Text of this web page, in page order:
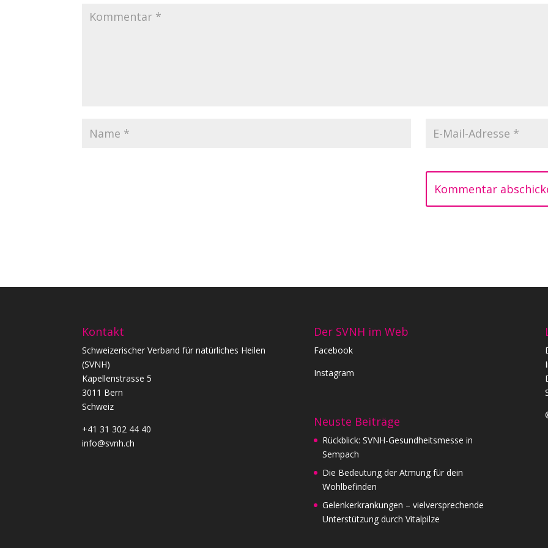
Kommentar
Kontakt
Schweizerischer Verband für natürliches Heilen
(SVNH)
Kapellenstrasse 5
3011 Bern
Schweiz
+41 31 302 44 40
info@svnh.ch
Der SVNH im Web
Facebook
Instagram
Neuste Beiträge
Rückblick: SVNH-Gesundheitsmesse in
Sempach
Die Bedeutung der Atmung für dein
Wohlbefinden
Gelenkerkrankungen – vielversprechende
Unterstützung durch Vitalpilze